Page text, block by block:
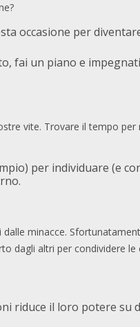
occasione per
fai un piano e
vite. Trovare il tempo per
per individuare (e
minacce.
dagli altri per condividere
riduce il loro potere su